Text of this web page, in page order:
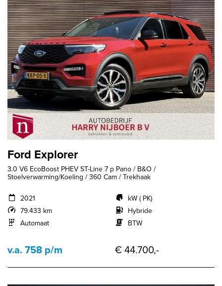
Ford Explorer
3.0 V6 EcoBoost PHEV ST-Line 7 p Pano / B&O /
Stoelverwarming/Koeling / 360 Cam / Trekhaak
2021
79.433 km
Automaat
kW ( PK)
Hybride
BTW
v.a. 758 p/m € 44.700,-